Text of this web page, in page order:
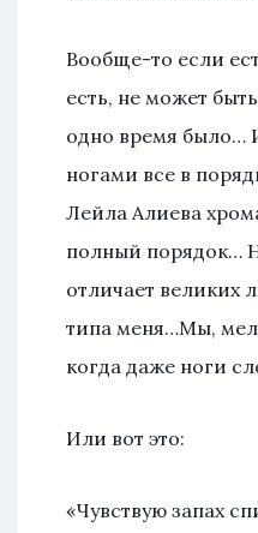
Вообще-то если
есть, не может
одно время было…
ногами все в
Лейла Алиева
полный порядок…
отличает великих
типа меня…Мы,
когда даже ноги
Или вот это:
«Чувствую запах